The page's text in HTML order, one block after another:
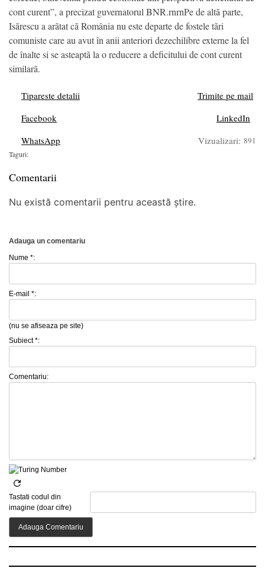
cont curent”, a precizat guvernatorul BNR.rnrnPe de altã parte,
Isãrescu a arãtat cã România nu este departe de fostele tãri
comuniste care au avut în anii anteriori dezechilibre externe la fel
de înalte si se asteaptã la o reducere a deficitului de cont curent
similarã.
Tipareste detalii
Trimite pe mail
Facebook
LinkedIn
WhatsApp
Vizualizari: 891
Taguri:
Comentarii
Nu există comentarii pentru această știre.
Adauga un comentariu
Nume *:
E-mail *:
(nu se afiseaza pe site)
Subiect *:
Comentariu:
Tastati codul din
imagine (doar cifre)